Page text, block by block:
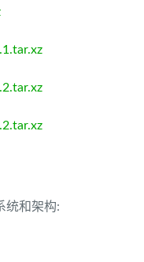
统和架构: